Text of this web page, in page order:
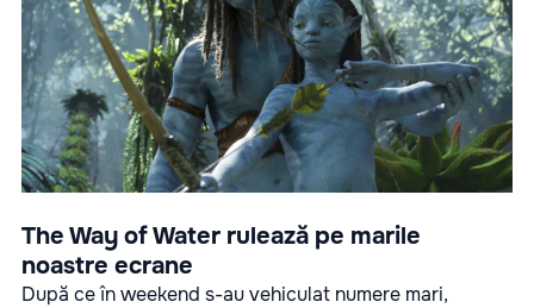
The Way of Water rulează pe marile
noastre ecrane
După ce în weekend s-au vehiculat numere mari,